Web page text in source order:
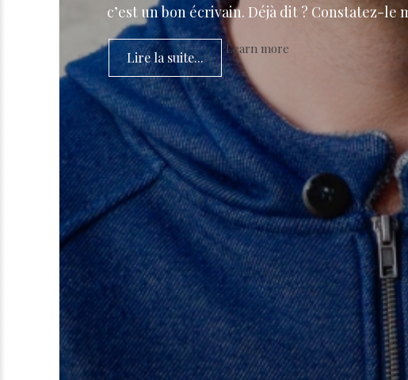
c’est un bon écrivain. Déjà dit ? Constatez-
Lire la suite...
Learn more